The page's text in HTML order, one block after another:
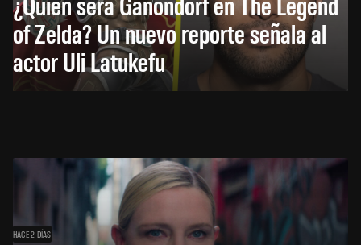
of Zelda? Un nuevo reporte señala al
actor Uli Latukefu
HACE 2 DÍAS